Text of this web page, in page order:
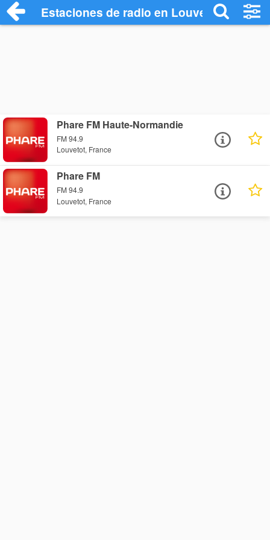
Estaciones de radio en Louvetot -
Phare FM Haute-Normandie
FM 94.9
Louvetot, France
Phare FM
FM 94.9
Louvetot, France